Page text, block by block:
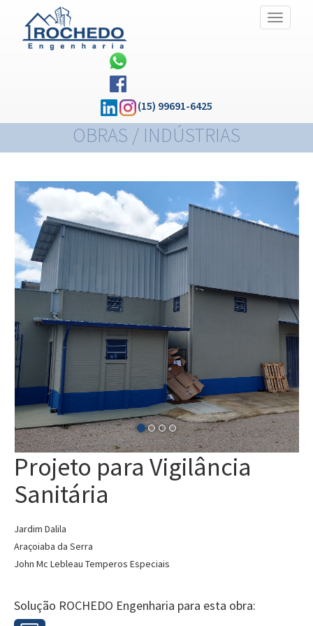
Alternar
(15) 99691-6425
OBRAS / INDÚSTRIAS
Projeto para Vigilância
Sanitária
Jardim Dalila
Araçoiaba da Serra
John Mc Lebleau Temperos Especiais
Solução ROCHEDO Engenharia para esta obra: